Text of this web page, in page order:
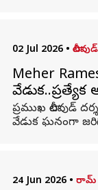
02 Jul 2026 • టాలీవుడ్
Meher
ప్రముఖ టాలీవుడ్
వేడుక ఘనంగా
24 Jun 2026 • రామ్